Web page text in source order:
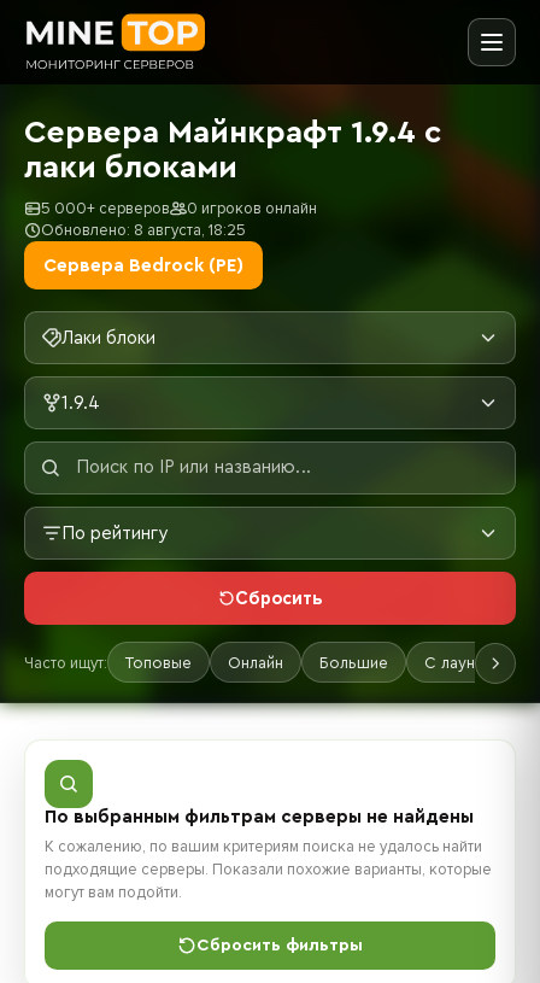
Сервера Майнкрафт 1.9.4 с
лаки блоками
5 000+ серверов
0 игроков онлайн
Обновлено: 8 августа, 18:25
Сервера Bedrock (PE)
Лаки блоки
1.9.4
По рейтингу
Сбросить
Часто ищут: Топовые Онлайн Большие С лаунчером
По выбранным фильтрам серверы не найдены
К сожалению, по вашим критериям поиска не удалось найти
подходящие серверы. Показали похожие варианты, которые
могут вам подойти.
Сбросить фильтры